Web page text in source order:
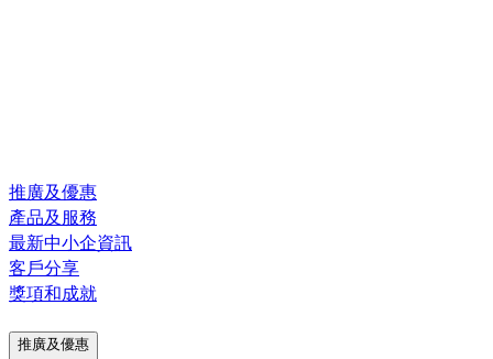
推廣及優惠
產品及服務
最新中小企資訊
客戶分享
獎項和成就
推廣及優惠